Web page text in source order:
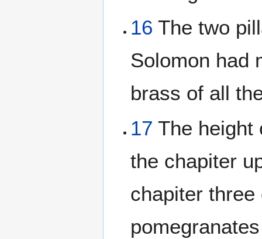
16 The two
Solomon had
brass of all
17 The height
the chapiter
chapiter